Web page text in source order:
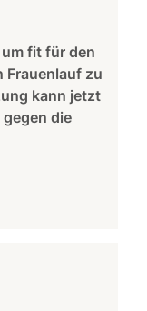
fit für den
zu
kann jetzt
die